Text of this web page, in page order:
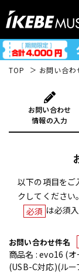
TOP お問い合わ
お問い合わせ
情報の入力
以下の項目をご
クしてください。
必須 は必須
お問い合わせ件名
商品名 : evo16 (
(USB-C対応)(ル